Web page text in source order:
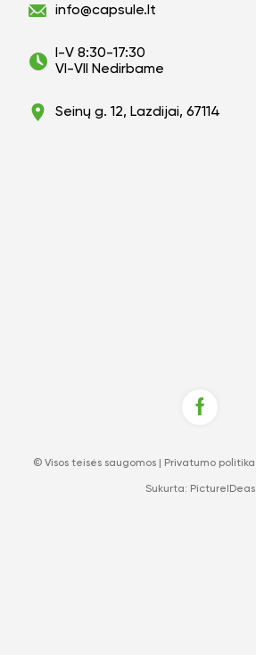
info@capsule.lt
I-V 8:30-17:30
VI-VII Nedirbame
Seinų g. 12, Lazdijai, 67114
© Visos teisės saugomos | Privatumo politika
Sukurta: PictureIDeas